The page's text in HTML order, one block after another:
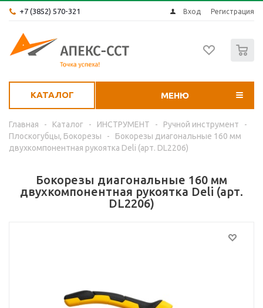
+7 (3852) 570-321 Вход Регистрация
КАТАЛОГ МЕНЮ
Главная - Каталог - ИНСТРУМЕНТ - Ручной инструмент
-
Плоскогубцы, Бокорезы
-
Бокорезы диагональные 160 мм
двухкомпонентная рукоятка Deli (арт. DL2206)
Бокорезы диагональные 160 мм
двухкомпонентная рукоятка Deli (арт.
DL2206)